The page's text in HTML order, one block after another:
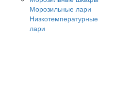
Морозильные лари
Низкотемпературные
лари